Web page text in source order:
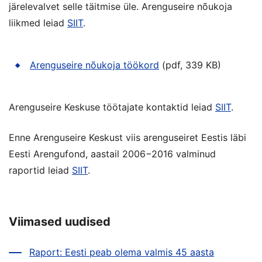
järelevalvet selle täitmise üle. Arenguseire nõukoja
liikmed leiad SIIT.
Arenguseire nõukoja töökord (pdf, 339 KB)
Arenguseire Keskuse töötajate kontaktid leiad SIIT.
Enne Arenguseire Keskust viis arenguseiret Eestis läbi
Eesti Arengufond, aastail 2006−2016 valminud
raportid leiad SIIT.
Viimased uudised
Raport: Eesti peab olema valmis 45 aasta